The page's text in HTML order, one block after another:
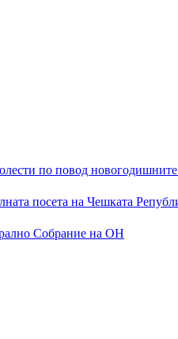
по повод
посета на Чешката
Собрание на ОН